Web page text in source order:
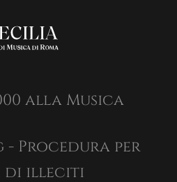
alla Musica
Procedura per
di illeciti